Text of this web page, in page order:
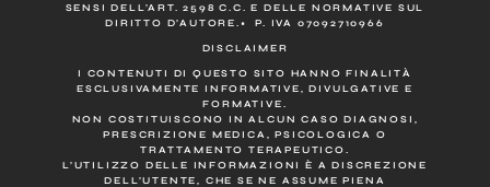
SENSI DELL’ART. 2598 C.C. E DELLE NORMATIVE SUL
DIRITTO D’AUTORE.• P. IVA 07092710966
DISCLAIMER
I CONTENUTI DI QUESTO SITO HANNO FINALITÀ
ESCLUSIVAMENTE INFORMATIVE, DIVULGATIVE E
FORMATIVE.
NON COSTITUISCONO IN ALCUN CASO DIAGNOSI,
PRESCRIZIONE MEDICA, PSICOLOGICA O
TRATTAMENTO TERAPEUTICO.
L’UTILIZZO DELLE INFORMAZIONI È A DISCREZIONE
DELL’UTENTE, CHE SE NE ASSUME PIENA